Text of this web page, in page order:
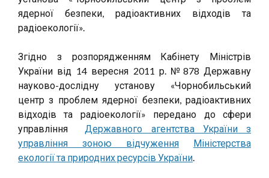
ядерної безпеки, радіоактивних відходів та
радіоекології».
Згідно з розпорядженням Кабінету Міністрів
України від 14 вересня 2011 р. №878 Державну
науково-дослідну установу «Чорнобильський
центр з проблем ядерної безпеки, радіоактивних
відходів та радіоекології» передано до сфери
управління Державного агентства України з
управління зоною відчуження
Міністерства
екології та природних ресурсів України.